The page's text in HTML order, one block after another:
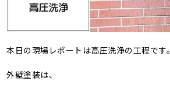
本日の現場レポートは高圧洗浄の工程です。
外壁塗装は、